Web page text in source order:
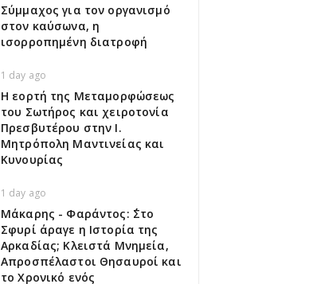
Σύμμαχος για τον οργανισμό
στον καύσωνα, η
ισορροπημένη διατροφή
1 day ago
Η εορτή της Μεταμορφώσεως
του Σωτήρος και χειροτονία
Πρεσβυτέρου στην Ι.
Μητρόπολη Μαντινείας και
Κυνουρίας
1 day ago
Μάκαρης - Φαράντος: ΄΄Στο
Σφυρί άραγε η Ιστορία της
Αρκαδίας; Κλειστά Μνημεία,
Απροσπέλαστοι Θησαυροί και
το Χρονικό ενός